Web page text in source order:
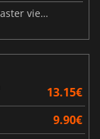
Dynasty Warriors 3 Complete Edition Remaster viene ritardato
13.15€
9.90€